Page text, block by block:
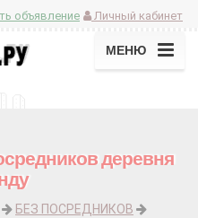
Личный кабинет
объявление
МЕНЮ
деревня
БЕЗ ПОСРЕДНИКОВ